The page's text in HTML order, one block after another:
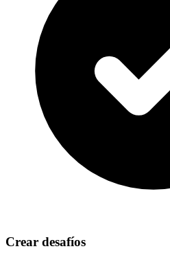
Crear desafíos